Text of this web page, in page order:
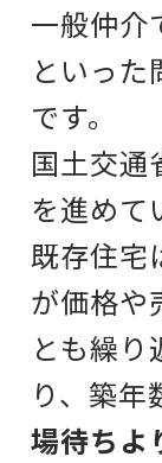
一般仲介
といっ
です。
国土交通
を進めて
既存住宅
が価格や
とも繰り
り、築年
場待ちよ